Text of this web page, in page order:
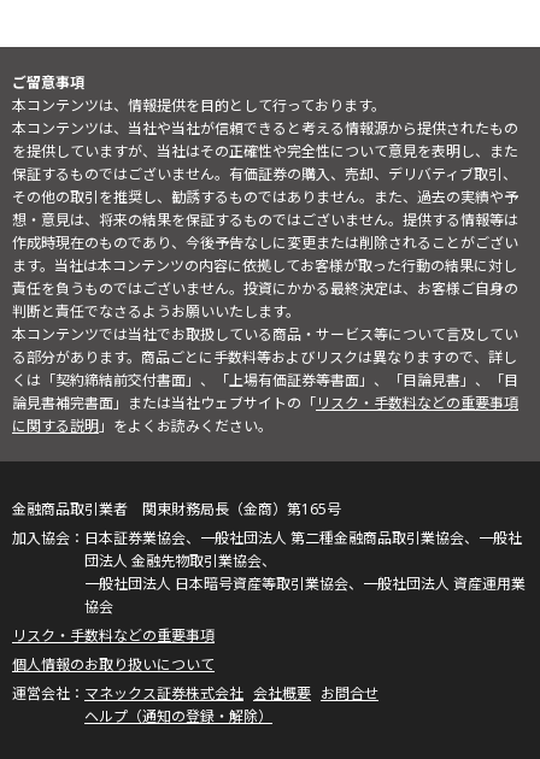
ご留意事項
本コンテンツは、情報提供を目的として行っております。
本コンテンツは、当社や当社が信頼できると考える情報源から提供されたもの
を提供していますが、当社はその正確性や完全性について意見を表明し、また
保証するものではございません。有価証券の購入、売却、デリバティブ取引、
その他の取引を推奨し、勧誘するものではありません。また、過去の実績や予
想・意見は、将来の結果を保証するものではございません。提供する情報等は
作成時現在のものであり、今後予告なしに変更または削除されることがござい
ます。当社は本コンテンツの内容に依拠してお客様が取った行動の結果に対し
責任を負うものではございません。投資にかかる最終決定は、お客様ご自身の
判断と責任でなさるようお願いいたします。
本コンテンツでは当社でお取扱している商品・サービス等について言及してい
る部分があります。商品ごとに手数料等およびリスクは異なりますので、詳し
くは「契約締結前交付書面」、「上場有価証券等書面」、「目論見書」、「目
論見書補完書面」または当社ウェブサイトの「リスク・手数料などの重要事項
に関する説明」をよくお読みください。
金融商品取引業者 関東財務局長（金商）第165号
日本証券業協会、一般社団法人 第二種金融商品取引業協会、一般社
団法人 金融先物取引業協会、
一般社団法人 日本暗号資産等取引業協会、一般社団法人 資産運用業
協会
リスク・手数料などの重要事項
個人情報のお取り扱いについて
マネックス証券株式会社 会社概要 お問合せ
ヘルプ（通知の登録・解除）